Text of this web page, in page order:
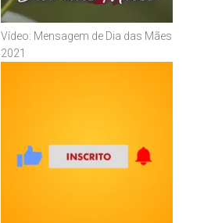
Vídeo: Mensagem de Dia das Mães
2021